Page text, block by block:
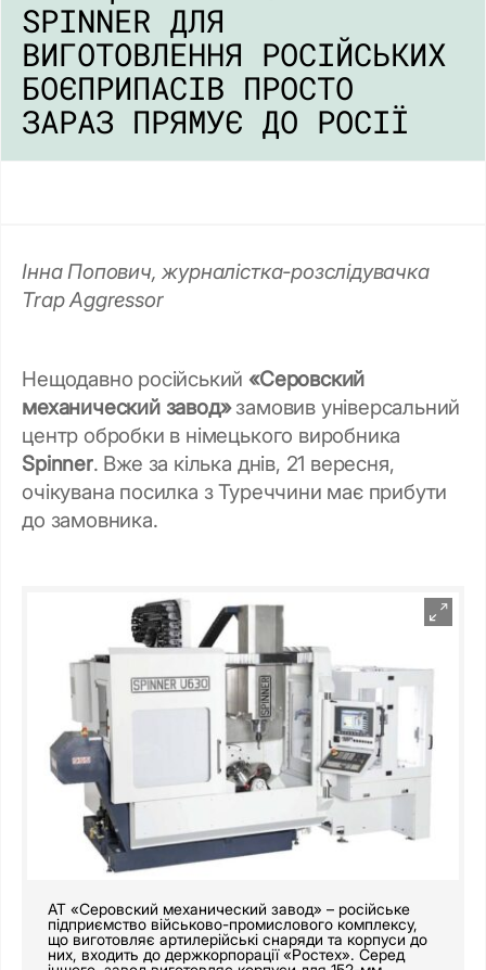
SPINNER ДЛЯ
ВИГОТОВЛЕННЯ РОСІЙСЬКИХ
БОЄПРИПАСІВ ПРОСТО
ЗАРАЗ ПРЯМУЄ ДО РОСІЇ
Інна Попович, журналістка-розслідувачка
Trap Aggressor
Нещодавно російський «Серовский
механический завод»замовив універсальний
центр обробки в німецького виробника
Spinner. Вже за кілька днів, 21 вересня,
очікувана посилка з Туреччини має прибути
до замовника.
АТ «Серовский механический завод» – російське
підприємство військово-промислового комплексу,
що виготовляє артилерійські снаряди та корпуси до
них, входить до держкорпорації «Ростех». Серед